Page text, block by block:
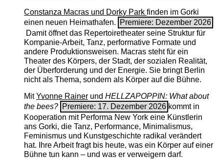
Constanza Macras und Dorky Park finden im Gorki
einen neuen Heimathafen.
Premiere: Dezember 2026
Damit öffnet das Repertoiretheater seine Struktur für
Kompanie-Arbeit, Tanz, performative Formate und
andere Produktionsweisen. Macras steht für ein
Theater des Körpers, der Stadt, der sozialen Realität,
der Überforderung und der Energie. Sie bringt Berlin
nicht als Thema, sondern als Körper auf die Bühne.
MitYvonne Rainerund HELLZAPOPPIN: What about
the bees? Premiere: 17. Dezember 2026 kommt in
Kooperation mit Performa New York eine Künstlerin
ans Gorki, die Tanz, Performance, Minimalismus,
Feminismus und Kunstgeschichte radikal verändert
hat. Ihre Arbeit fragt bis heute, was ein Körper auf einer
Bühne tun kann – und was er verweigern darf.